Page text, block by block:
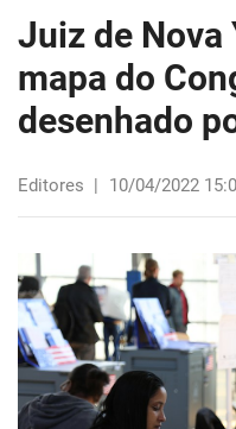
Juiz de Nova
mapa do
desenhado
Editores | 10/04/2022